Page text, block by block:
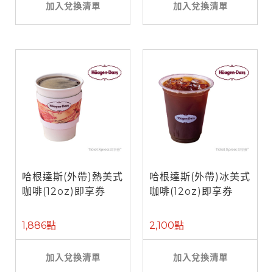
加入兌換清單 加入兌換清單
哈根達斯(外帶)熱美式
咖啡(12oz)即享券
1,886點
加入兌換清單
哈根達斯(外帶)冰美式
咖啡(12oz)即享券
2,100點
加入兌換清單